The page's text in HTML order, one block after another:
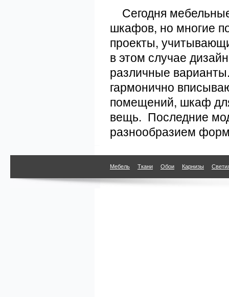
Сегодня
шкафов, но многие
проекты,
в этом случае
различные
гармонично
помещений, шкаф
вещь. Последние
разнообразием
Мебель Ткани Обои Карнизы